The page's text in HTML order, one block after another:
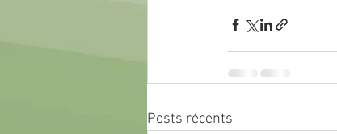
Posts récents